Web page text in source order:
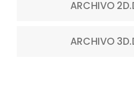
ARCHIVO
ARCHIVO